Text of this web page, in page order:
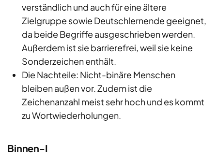
verständlich und auch für eine ältere
Zielgruppe sowie Deutschlernende geeignet,
da beide Begriffe ausgeschrieben werden.
Außerdem ist sie barrierefrei, weil sie keine
Sonderzeichen enthält.
Die Nachteile: Nicht-binäre Menschen
bleiben außen vor. Zudem ist die
Zeichenanzahl meist sehr hoch und es kommt
zu Wortwiederholungen.
Binnen-I